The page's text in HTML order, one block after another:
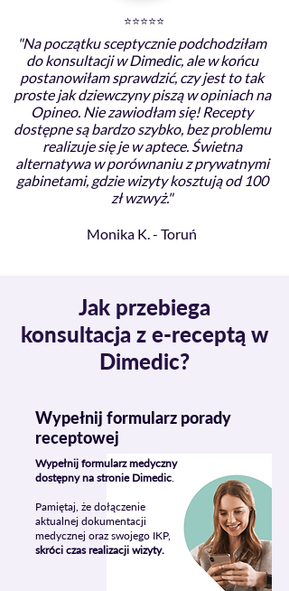
⭐⭐⭐⭐⭐
"Na początku sceptycznie podchodziłam
do konsultacji w Dimedic, ale w końcu
postanowiłam sprawdzić, czy jest to tak
proste jak dziewczyny piszą w opiniach na
Opineo. Nie zawiodłam się! Recepty
dostępne są bardzo szybko, bez problemu
realizuje się je w aptece. Świetna
alternatywa w porównaniu z prywatnymi
gabinetami, gdzie wizyty kosztują od 100
zł wzwyż."
Monika K. - Toruń
Jak przebiega
konsultacja z e-receptą w
Dimedic?
Wypełnij formularz medyczny
dostępny na stronie Dimedic.
Pamiętaj, że dołączenie
aktualnej dokumentacji
medycznej oraz swojego IKP,
skróci czas realizacji wizyty.
Wypełnij formularz porady
receptowej